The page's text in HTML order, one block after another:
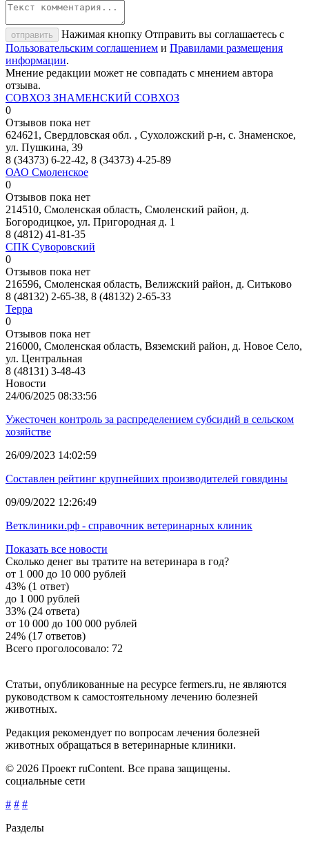
отправить
Нажимая кнопку Отправить вы соглашаетесь с
Пользовательским соглашением и Правилами размещения
информации.
Мнение редакции может не совпадать с мнением автора
отзыва.
СОВХОЗ ЗНАМЕНСКИЙ СОВХОЗ
0
Отзывов пока нет
624621, Свердловская обл. , Сухоложский р-н, с. Знаменское,
ул. Пушкина, 39
8 (34373) 6-22-42, 8 (34373) 4-25-89
ОАО Смоленское
0
Отзывов пока нет
214510, Смоленская область, Смоленский район, д.
Богородицкое, ул. Пригородная д. 1
8 (4812) 41-81-35
СПК Суворовский
0
Отзывов пока нет
216596, Смоленская область, Велижский район, д. Ситьково
8 (48132) 2-65-38, 8 (48132) 2-65-33
Терра
0
Отзывов пока нет
216000, Смоленская область, Вяземский район, д. Новое Село,
ул. Центральная
8 (48131) 3-48-43
Новости
24/06/2025 08:33:56
Ужесточен контроль за распределением субсидий в сельском
хозяйстве
26/09/2023 14:02:59
Составлен рейтинг крупнейших производителей говядины
09/09/2022 12:26:49
Ветклиники.рф - справочник ветеринарных клиник
Показать все новости
Сколько денег вы тратите на ветеринара в год?
от 1 000 до 10 000 рублей
43% (1 ответ)
до 1 000 рублей
33% (24 ответа)
от 10 000 до 100 000 рублей
24% (17 ответов)
Всего проголосовало: 72
Статьи, опубликованные на ресурсе fermers.ru, не являются
руководством к самостоятельному лечению болезней
животных.
Редакция рекомендует по вопросам лечения болезней
животных обращаться в ветеринарные клиники.
© 2026 Проект ruContent. Все права защищены.
социальные сети
# # #
Разделы